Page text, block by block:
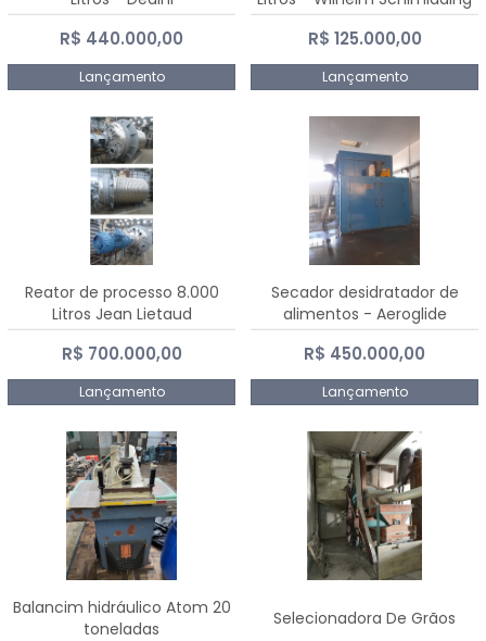
R$ 440.000,00
Lançamento
R$ 125.000,00
Lançamento
Reator de processo 8.000
Litros Jean Lietaud
R$ 700.000,00
Lançamento
Secador desidratador de
alimentos - Aeroglide
R$ 450.000,00
Lançamento
Balancim hidráulico Atom 20
toneladas
Selecionadora De Grãos